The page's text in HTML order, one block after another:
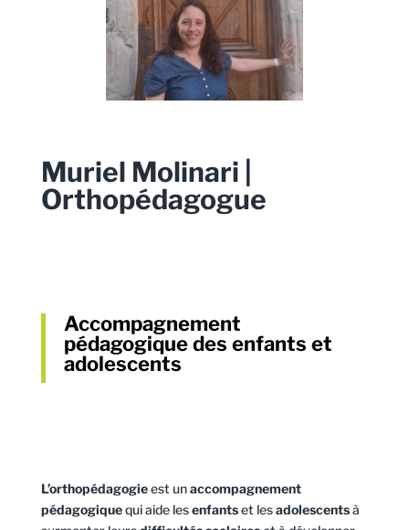
Muriel Molinari |
Orthopédagogue
Accompagnement
pédagogique des enfants et
adolescents
L’orthopédagogieest unaccompagnement
pédagogiquequi aide lesenfantset lesadolescentsà